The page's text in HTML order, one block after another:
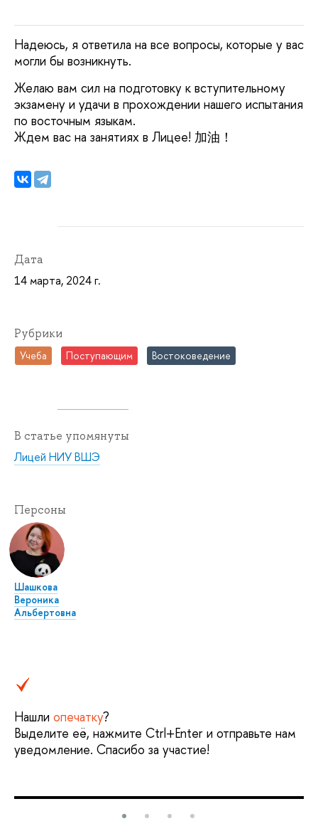
Надеюсь, я ответила на все вопросы, которые у вас
могли бы возникнуть.
Желаю вам сил на подготовку к вступительному
экзамену и удачи в прохождении нашего испытания
по восточным языкам.
Ждем вас на занятиях в Лицее! 加油！
Дата
14 марта, 2024 г.
Рубрики
Учеба Поступающим Востоковедение
В статье упомянуты
Лицей НИУ ВШЭ
Персоны
Шашкова
Вероника
Альбертовна
Нашли опечатку?
Выделите её, нажмите Ctrl+Enter и отправьте нам
уведомление. Спасибо за участие!